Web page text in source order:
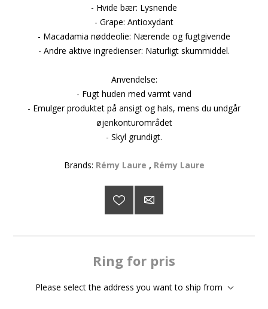
- Hvide bær: Lysnende
- Grape: Antioxydant
- Macadamia nøddeolie: Nærende og fugtgivende
- Andre aktive ingredienser: Naturligt skummiddel.
Anvendelse:
- Fugt huden med varmt vand
- Emulger produktet på ansigt og hals, mens du undgår
øjenkonturområdet
- Skyl grundigt.
Brands: Rémy Laure , Rémy Laure
Ring for pris
Please select the address you want to ship from